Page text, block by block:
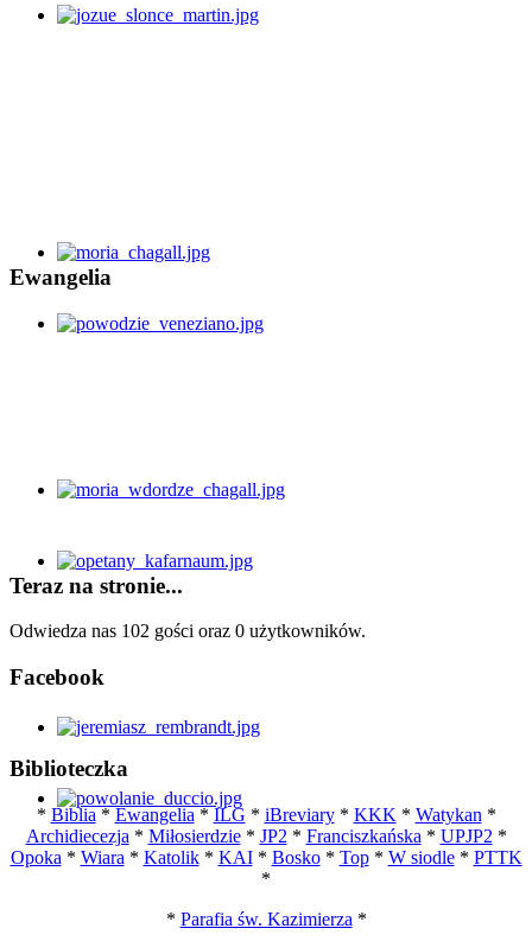
Ewangelia
Teraz na stronie...
Odwiedza nas 102 gości oraz 0 użytkowników.
Facebook
Biblioteczka
* Biblia * Ewangelia * ILG * iBreviary* KKK * Watykan *
Archidiecezja * Miłosierdzie* JP2 * Franciszkańska * UPJP2 *
Opoka * Wiara * Katolik* KAI* Bosko* Top* W siodle* PTTK
*
* Parafia św. Kazimierza *